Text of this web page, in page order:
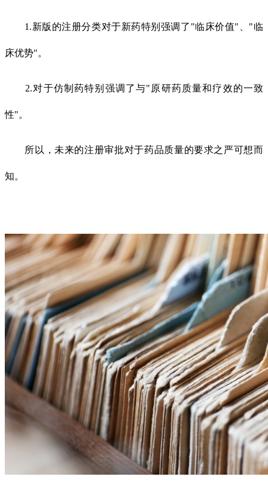
1.新版的注册分类对于新药特别强调了"临床价值"、"临
床优势"。
2.对于仿制药特别强调了与"原研药质量和疗效的一致
性"。
所以，未来的注册审批对于药品质量的要求之严可想而
知。